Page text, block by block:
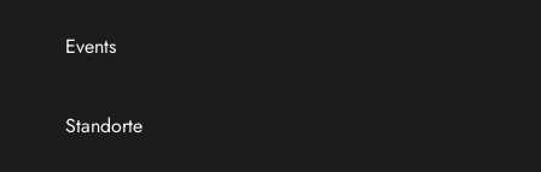
Events
Standorte